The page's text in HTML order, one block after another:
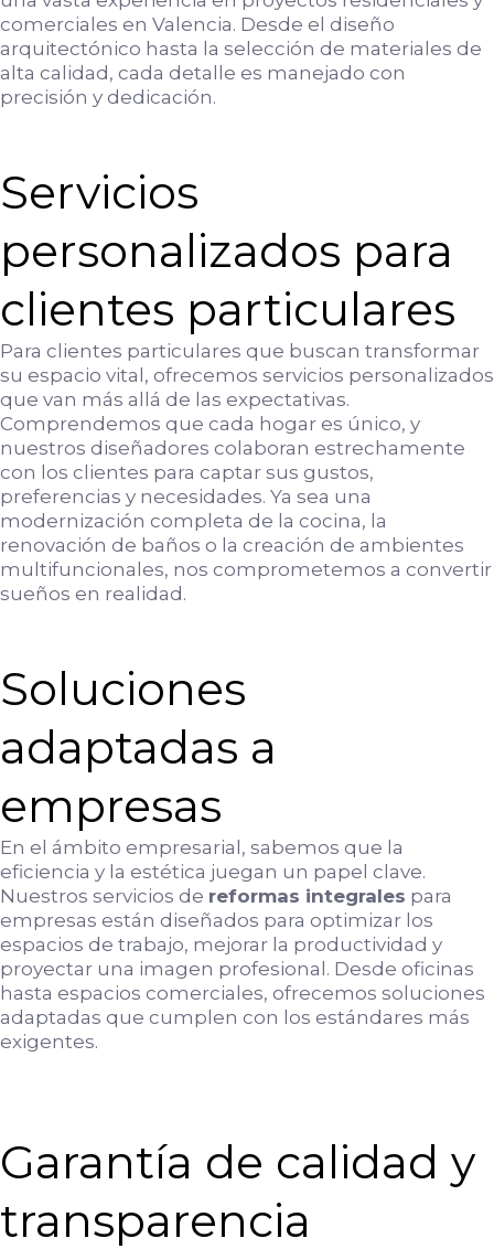
comerciales en Valencia. Desde el diseño
arquitectónico hasta la selección de materiales de
alta calidad, cada detalle es manejado con
precisión y dedicación.
Servicios
personalizados para
clientes particulares
Para clientes particulares que buscan transformar
su espacio vital, ofrecemos servicios personalizados
que van más allá de las expectativas.
Comprendemos que cada hogar es único, y
nuestros diseñadores colaboran estrechamente
con los clientes para captar sus gustos,
preferencias y necesidades. Ya sea una
modernización completa de la cocina, la
renovación de baños o la creación de ambientes
multifuncionales, nos comprometemos a convertir
sueños en realidad.
Soluciones
adaptadas a
empresas
En el ámbito empresarial, sabemos que la
eficiencia y la estética juegan un papel clave.
Nuestros servicios de reformas integrales para
empresas están diseñados para optimizar los
espacios de trabajo, mejorar la productividad y
proyectar una imagen profesional. Desde oficinas
hasta espacios comerciales, ofrecemos soluciones
adaptadas que cumplen con los estándares más
exigentes.
Garantía de calidad y
transparencia